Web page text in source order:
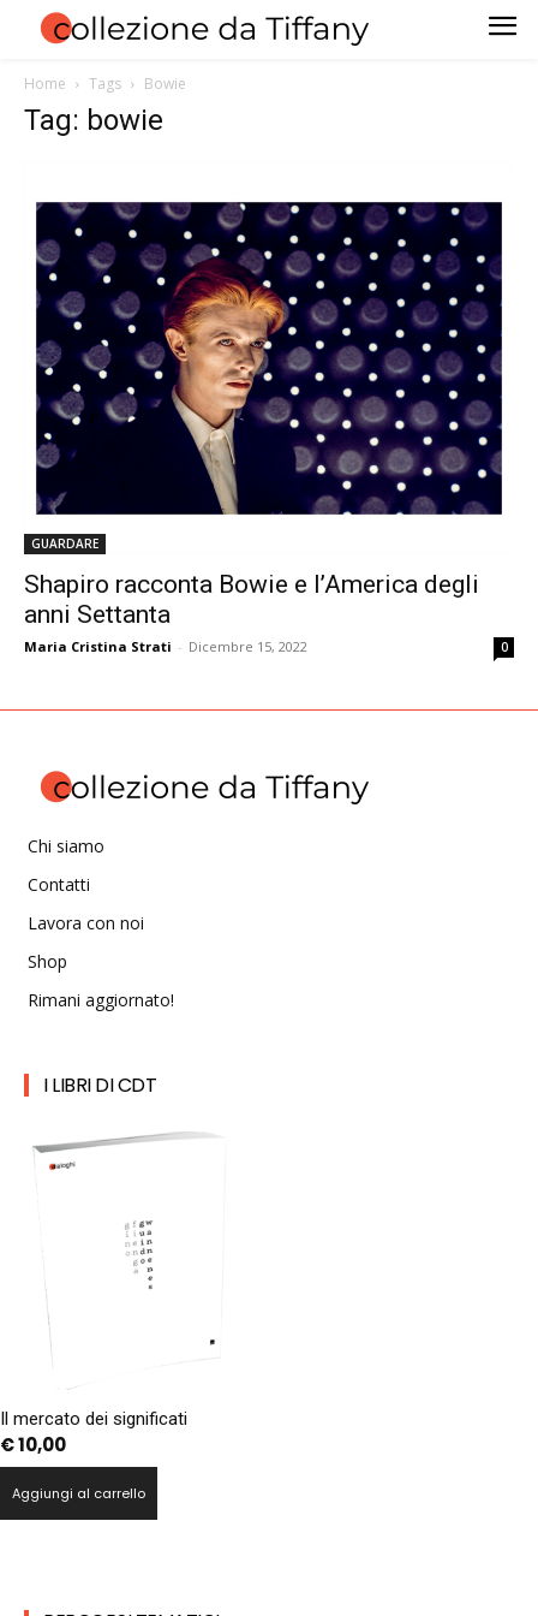
Home Tags Bowie
Tag: bowie
GUARDARE
Shapiro racconta Bowie e l’America degli
anni Settanta
Maria Cristina Strati - Dicembre 15, 2022 0
Chi siamo
Contatti
Lavora con noi
Shop
Rimani aggiornato!
I LIBRI DI CDT
Il mercato dei significati
€10,00
Aggiungi al carrello